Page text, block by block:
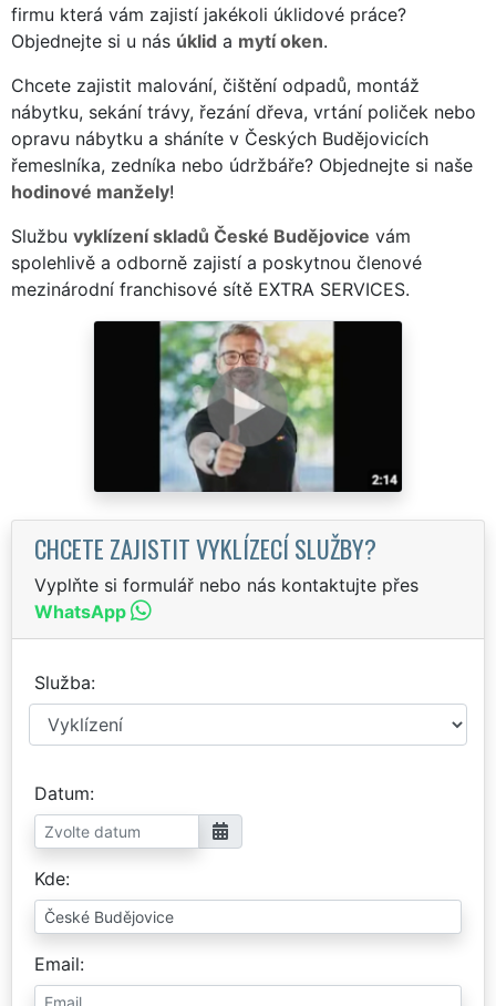
firmu která vám zajistí jakékoli úklidové práce?
Objednejte si u nás úklid a mytí oken.
Chcete zajistit malování, čištění odpadů, montáž
nábytku, sekání trávy, řezání dřeva, vrtání poliček nebo
opravu nábytku a sháníte v Českých Budějovicích
řemeslníka, zedníka nebo údržbáře? Objednejte si naše
hodinové manžely!
Službu vyklízení skladů České Budějovice vám
spolehlivě a odborně zajistí a poskytnou členové
mezinárodní franchisové sítě EXTRA SERVICES.
CHCETE ZAJISTIT VYKLÍZECÍ SLUŽBY?
Vyplňte si formulář nebo nás kontaktujte přes
WhatsApp
Služba
Datum
Kde
Email